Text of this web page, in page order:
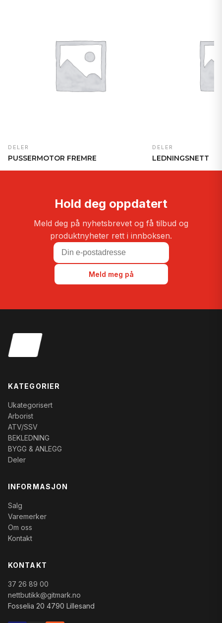
DELER
PUSSERMOTOR FREMRE
DELER
LEDNINGSNETT
Hold deg oppdatert
Meld deg på nyhetsbrevet og få tilbud og
produktnyheter rett i innboksen.
Meld meg på
KATEGORIER
Ukategorisert
Arborist
ATV/SSV
BEKLEDNING
BYGG & ANLEGG
Deler
INFORMASJON
Salg
Varemerker
Om oss
Kontakt
KONTAKT
37 26 89 00
nettbutikk@gitmark.no
Fosselia 20 4790 Lillesand